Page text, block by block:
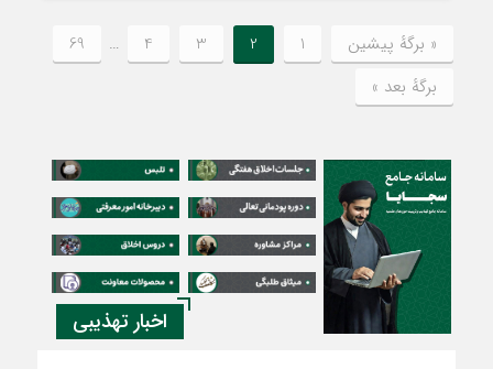
« برگه‌ٔ پیشین 1
2
3
4
…
69
برگهٔ بعد »
اخبار تهذیبی